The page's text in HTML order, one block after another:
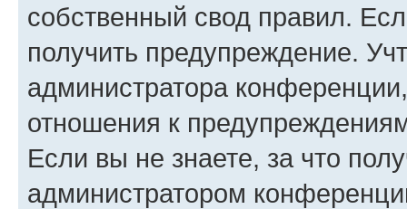
собственный свод правил.
получить предупреждение.
администратора
отношения к
Если вы не знаете, за что
администратором